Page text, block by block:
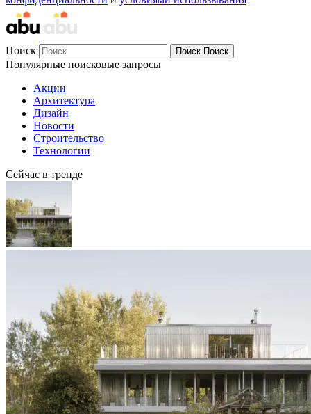
Поиск Поиск Поиск
Популярные поисковые запросы
Акции
Архитектура
Дизайн
Новости
Строительство
Технологии
Сейчас в тренде